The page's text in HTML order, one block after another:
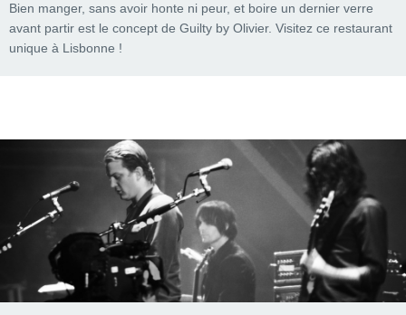
Bien manger, sans avoir honte ni peur, et boire un dernier verre
avant partir est le concept de Guilty by Olivier. Visitez ce restaurant
unique à Lisbonne !